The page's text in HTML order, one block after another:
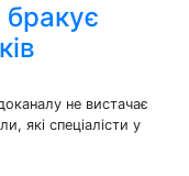
бракує
не вистачає
які спеціалісти у